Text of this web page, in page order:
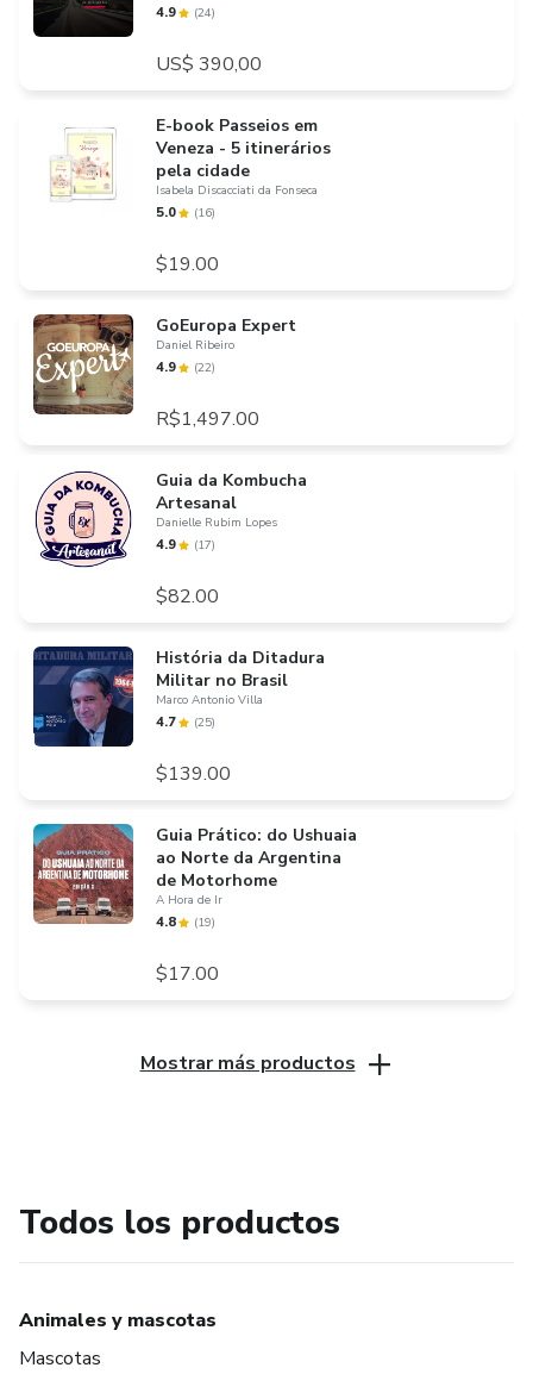
4.9 (24)
US$ 390,00
E-book Passeios em
Veneza - 5 itinerários
pela cidade
Isabela Discacciati da Fonseca
5.0 (16)
$19.00
GoEuropa Expert
Daniel Ribeiro
4.9 (22)
R$1,497.00
Guia da Kombucha
Artesanal
Danielle Rubim Lopes
4.9 (17)
$82.00
História da Ditadura
Militar no Brasil
Marco Antonio Villa
4.7 (25)
$139.00
Guia Prático: do Ushuaia
ao Norte da Argentina
de Motorhome
A Hora de Ir
4.8 (19)
$17.00
Mostrar más productos
Todos los productos
Animales y mascotas
Mascotas